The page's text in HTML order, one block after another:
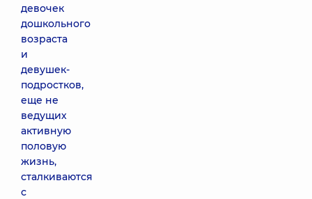
девочек
дошкольного
возраста
и
девушек-
подростков,
еще не
ведущих
активную
половую
жизнь,
сталкиваются
с